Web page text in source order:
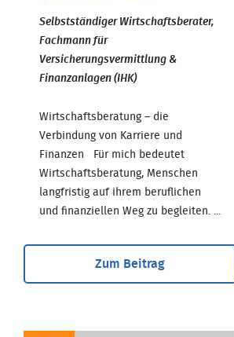
Selbstständiger Wirtschaftsberater,
Fachmann für
Versicherungsvermittlung &
Finanzanlagen (IHK)
Wirtschaftsberatung – die
Verbindung von Karriere und
Finanzen Für mich bedeutet
Wirtschaftsberatung, Menschen
langfristig auf ihrem beruflichen
und finanziellen Weg zu begleiten. ...
Zum Beitrag